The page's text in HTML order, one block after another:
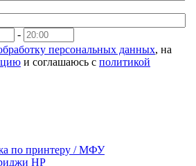
-
персональных данных, на
и соглашаюсь с политикой
по принтеру / МФУ
HP